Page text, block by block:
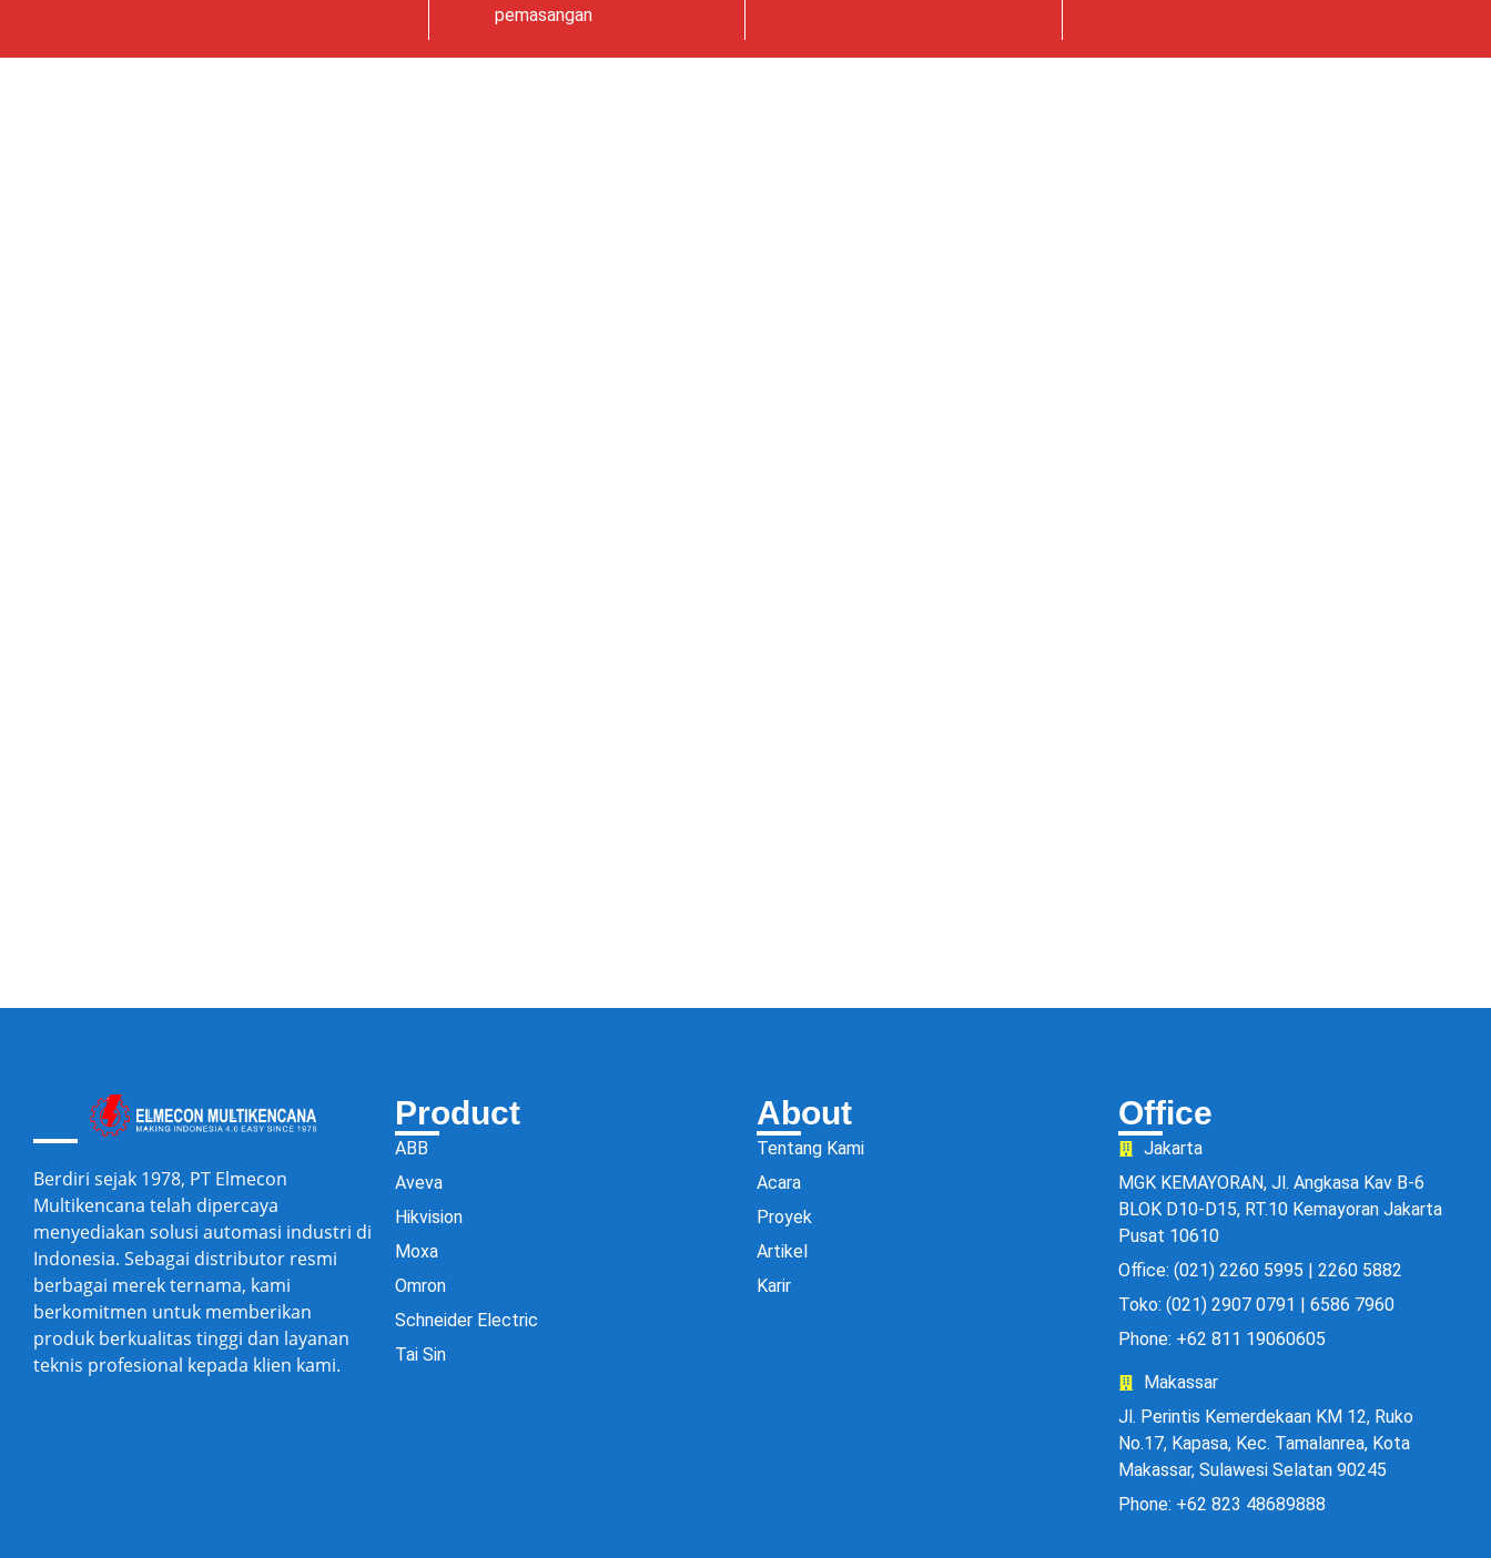
pemasangan
Berdiri sejak 1978, PT Elmecon
Multikencana telah dipercaya
menyediakan solusi automasi industri di
Indonesia. Sebagai distributor resmi
berbagai merek ternama, kami
berkomitmen untuk memberikan
produk berkualitas tinggi dan layanan
teknis profesional kepada klien kami.
Product
ABB
Aveva
Hikvision
Moxa
Omron
Schneider Electric
Tai Sin
About
Tentang Kami
Acara
Proyek
Artikel
Karir
Office
Jakarta
MGK KEMAYORAN, Jl. Angkasa Kav B-6
BLOK D10-D15, RT.10 Kemayoran Jakarta
Pusat 10610
Office: (021) 2260 5995 | 2260 5882
Toko: (021) 2907 0791 | 6586 7960
Phone: +62 811 19060605
Makassar
Jl. Perintis Kemerdekaan KM 12, Ruko
No.17, Kapasa, Kec. Tamalanrea, Kota
Makassar, Sulawesi Selatan 90245
Phone: +62 823 48689888